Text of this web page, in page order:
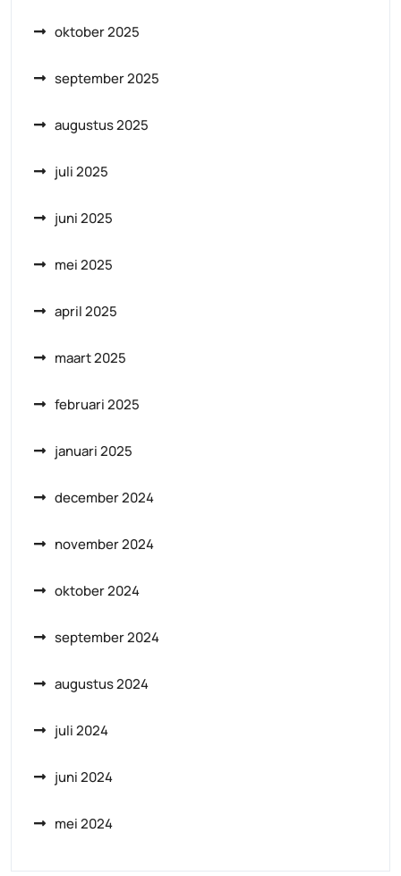
oktober 2025
september 2025
augustus 2025
juli 2025
juni 2025
mei 2025
april 2025
maart 2025
februari 2025
januari 2025
december 2024
november 2024
oktober 2024
september 2024
augustus 2024
juli 2024
juni 2024
mei 2024